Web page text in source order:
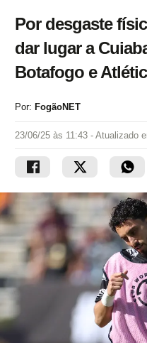
Por desgaste
dar lugar a
Botafogo e
Por: FogãoNET
23/06/25 às 11:43 - Atualizado